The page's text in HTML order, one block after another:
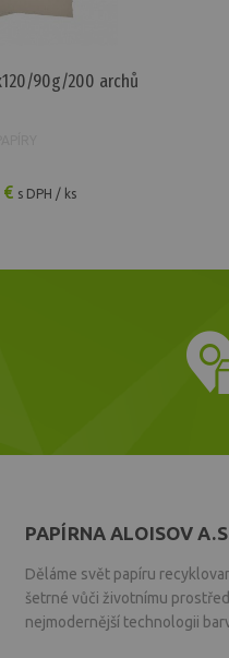
90g/200 archů
€ s DPH / ks
PAPÍRNA ALOISOV
Děláme svět papíru
šetrné vůči životnímu
nejmodernější technologii